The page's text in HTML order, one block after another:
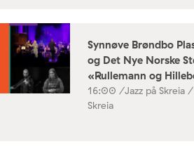
Synnøve Brøndbo
og Det Nye Norske
«Rullemann og
16:00 /Jazz på Skreia
Skreia